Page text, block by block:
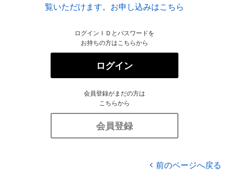
覧いただけます。お申し込みはこちら
ログインＩＤとパスワードを
お持ちの方はこちらから
ログイン
会員登録がまだの方は
こちらから
会員登録
前のページへ戻る